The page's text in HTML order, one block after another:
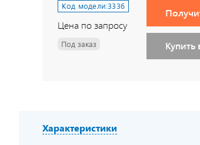
Код модели:3336
Цена по запросу
Под заказ Купить
Характеристики